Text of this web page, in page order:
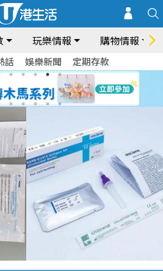
玩樂情報 購物情報
話 娛樂新聞 定期存款